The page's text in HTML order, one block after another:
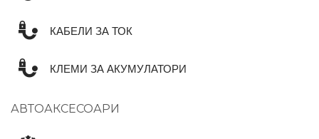
КАБЕЛИ ЗА ТОК
КЛЕМИ ЗА АКУМУЛАТОРИ
АВТОАКСЕСОАРИ